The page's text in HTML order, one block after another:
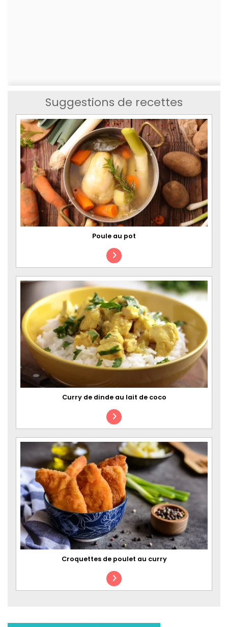
Suggestions de recettes
Poule au pot
Curry de dinde au lait de coco
Croquettes de poulet au curry